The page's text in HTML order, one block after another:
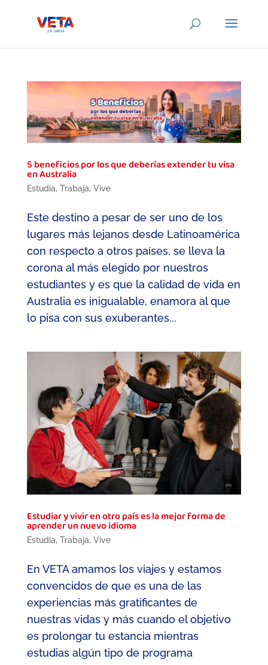
5 beneficios por los que deberías extender tu visa
en Australia
Estudia, Trabaja, Vive
Este destino a pesar de ser uno de los
lugares más lejanos desde Latinoamérica
con respecto a otros países, se lleva la
corona al más elegido por nuestros
estudiantes y es que la calidad de vida en
Australia es inigualable, enamora al que
lo pisa con sus exuberantes...
Estudiar y vivir en otro país es la mejor forma de
aprender un nuevo idioma
Estudia, Trabaja, Vive
En VETA amamos los viajes y estamos
convencidos de que es una de las
experiencias más gratificantes de
nuestras vidas y más cuando el objetivo
es prolongar tu estancia mientras
estudias algún tipo de programa